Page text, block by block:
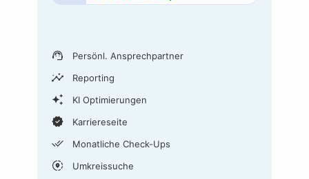
support_agent Persönl. Ansprechpartner
insights Reporting
auto_awesome KI Optimierungen
verified Karriereseite
done_all Monatliche Check-Ups
share_location Umkreissuche